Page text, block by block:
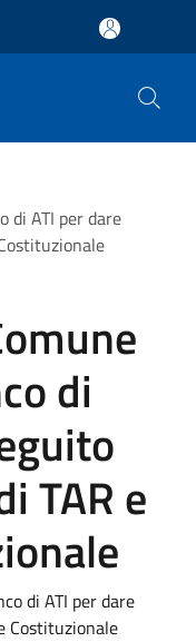
di ATI per dare
di
TAR e
di ATI per dare
Costituzionale